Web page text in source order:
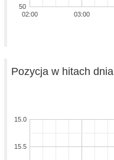
02:00 03:00
50
Pozycja w hitach dnia
15.0
15.5